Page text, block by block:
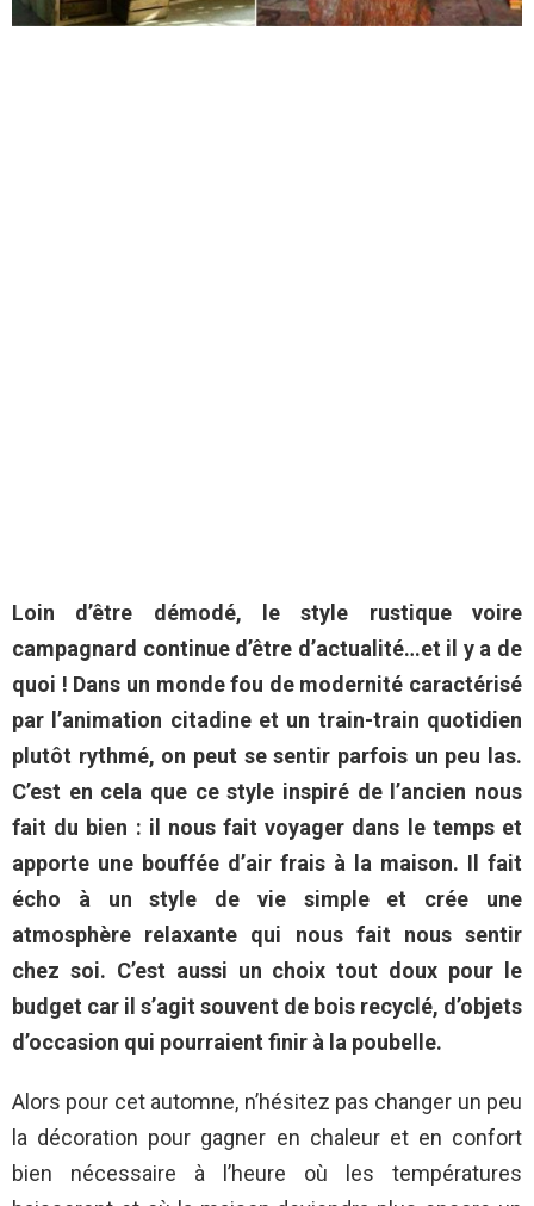
Loin d’être démodé, le style rustique voire
campagnard continue d’être d’actualité…et il y a de
quoi ! Dans un monde fou de modernité caractérisé
par l’animation citadine et un train-train quotidien
plutôt rythmé, on peut se sentir parfois un peu las.
C’est en cela que ce style inspiré de l’ancien nous
fait du bien : il nous fait voyager dans le temps et
apporte une bouffée d’air frais à la maison. Il fait
écho à un style de vie simple et crée une
atmosphère relaxante qui nous fait nous sentir
chez soi. C’est aussi un choix tout doux pour le
budget car il s’agit souvent de bois recyclé, d’objets
d’occasion qui pourraient finir à la poubelle.
Alors pour cet automne, n’hésitez pas changer un peu
la décoration pour gagner en chaleur et en confort
bien nécessaire à l’heure où les températures